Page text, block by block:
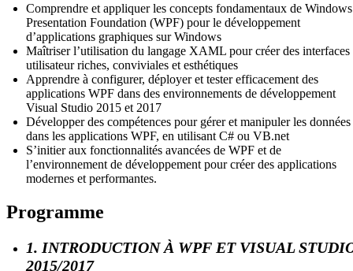
Comprendre et appliquer les concepts fondamentaux de Windows
Presentation Foundation (WPF) pour le développement
d’applications graphiques sur Windows
Maîtriser l’utilisation du langage XAML pour créer des interfaces
utilisateur riches, conviviales et esthétiques
Apprendre à configurer, déployer et tester efficacement des
applications WPF dans des environnements de développement
Visual Studio 2015 et 2017
Développer des compétences pour gérer et manipuler les données
dans les applications WPF, en utilisant C# ou VB.net
S’initier aux fonctionnalités avancées de WPF et de
l’environnement de développement pour créer des applications
modernes et performantes.
Programme
1. INTRODUCTION À WPF ET VISUAL
2015/2017